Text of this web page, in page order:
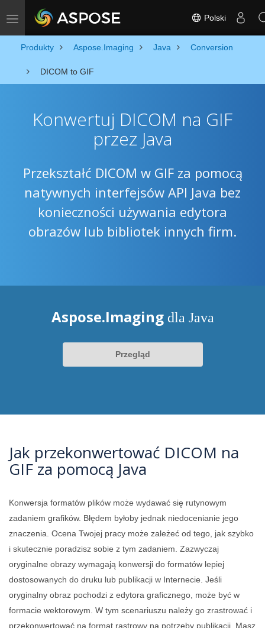
Toggle navigation Polski
Produkty Aspose.Imaging Java Conversion
DICOM to GIF
Konwertuj DICOM na GIF
przez Java
Przekształć DICOM w GIF za pomocą
natywnych interfejsów API Java bez
konieczności używania edytora
obrazów lub bibliotek innych firm.
Aspose.Imaging dla Java
Przegląd
Jak przekonwertować DICOM na
GIF za pomocą Java
Konwersja formatów plików może wydawać się rutynowym
zadaniem grafików. Błędem byłoby jednak niedocenianie jego
znaczenia. Ocena Twojej pracy może zależeć od tego, jak szybko
i skutecznie poradzisz sobie z tym zadaniem. Zazwyczaj
oryginalne obrazy wymagają konwersji do formatów lepiej
dostosowanych do druku lub publikacji w Internecie. Jeśli
oryginalny obraz pochodzi z edytora graficznego, może być w
formacie wektorowym. W tym scenariuszu należy go zrastrować i
przekonwertować na format rastrowy na potrzeby publikacji. Masz